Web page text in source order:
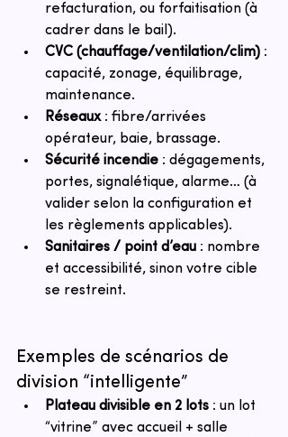
refacturation, ou forfaitisation (à
cadrer dans le bail).
CVC (chauffage/ventilation/clim) :
capacité, zonage, équilibrage,
maintenance.
Réseaux : fibre/arrivées
opérateur, baie, brassage.
Sécurité incendie : dégagements,
portes, signalétique, alarme… (à
valider selon la configuration et
les règlements applicables).
Sanitaires / point d’eau : nombre
et accessibilité, sinon votre cible
se restreint.
Exemples de scénarios de
division “intelligente”
Plateau divisible en 2 lots : un lot
“vitrine” avec accueil + salle